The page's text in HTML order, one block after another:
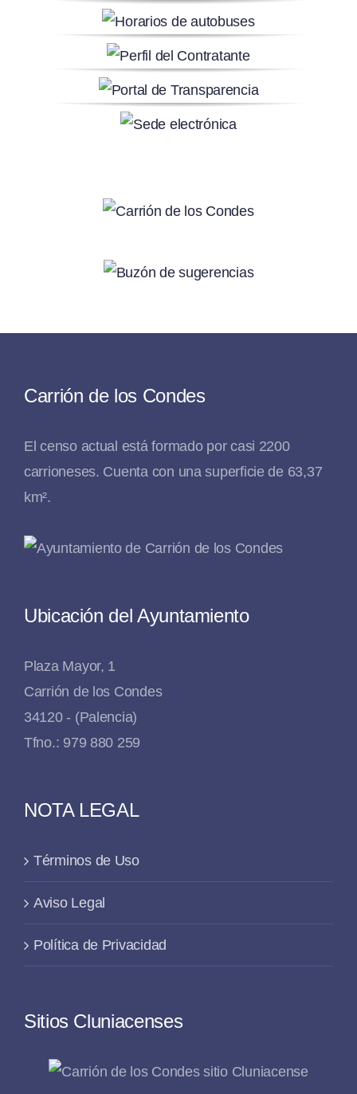
Carrión de los Condes
El censo actual está formado por casi 2200
carrioneses. Cuenta con una superficie de 63,37
km².
Ubicación del Ayuntamiento
Plaza Mayor, 1
Carrión de los Condes
34120 - (Palencia)
Tfno.: 979 880 259
NOTA LEGAL
Términos de Uso
Aviso Legal
Política de Privacidad
Sitios Cluniacenses